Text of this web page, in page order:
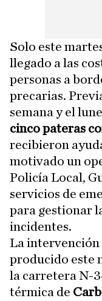
Solo este
llegado a las
personas a
precarias.
semana y el
cinco pateras
recibieron
motivado un
Policía Local,
servicios de
para gestionar
incidentes.
La intervención
producido este
la carretera N-
térmica de